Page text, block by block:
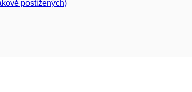
postižených)